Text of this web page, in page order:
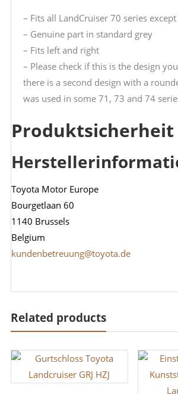
– Fits all LandCruiser 70 series
– Genuine part in standard grey
– Fits left and right
– Please check if this is the design
there is a second design with a
was used in some 71, 73 and 74
Produktsicherheit
Toyota Motor Europe
Bourgetlaan 60
1140 Brussels
Belgium
kundenbetreuung@toyota.de
Related products